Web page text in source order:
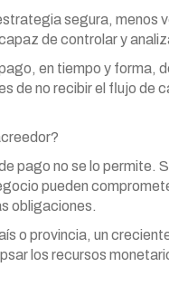
segura, menos
de controlar y
en tiempo y forma,
de no recibir el flujo
pago no se lo permite.
pueden
obligaciones.
o provincia, un
los recursos